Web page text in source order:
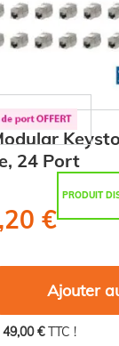
24 Port
PRODUIT
€
Ajouter
49,00 €TTC !